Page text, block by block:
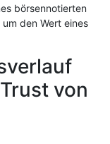
börsennotierten
den Wert eines
von